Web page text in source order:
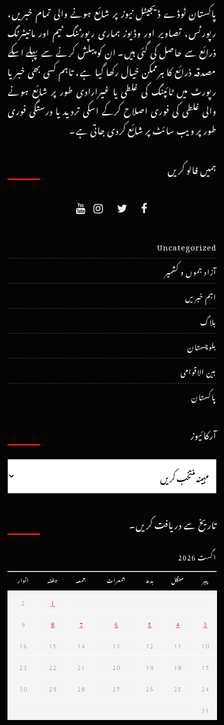
پاکستان ٹوڈے ڈیجیٹل نیوز پر شائع ہونے والی تمام خبریں،
رپورٹس، تصاویر اور وڈیوز ہماری رپورٹنگ ٹیم اور مانیٹرنگ
ذرائع سے حاصل کی گئی ہیں۔ ان کو پبلش کرنے سے پہلے اسکے
مصدقہ ذرائع کا ہرممکن خیال رکھا گیا ہے، تاہم کسی بھی خبر یا
رپورٹ میں ٹائپنگ کی غلطی یا غیرارادی طور پر شائع ہونے
والی غلطی کی فوری اصلاح کرکے اسکی تردید یا درستگی فوری
طور پر ویب سائٹ پر شائع کردی جاتی ہے۔
ہمیں فالو کریں
Uncategorized
آزاد جموں و کشمیر
اہم خبریں
بلاگ
بلوچستان
بین الاقوامی
پاکستان
آرکائیوز
تاریخ سے دریافت کریں۔
اگست 2026
پیر منگل بدھ جمعرات جمعہ ہفتہ اتوار
1
2
3
4
5
6
7
8
9
10
11
12
13
14
15
16
17
18
19
20
21
22
23
24
25
26
27
28
29
30
31